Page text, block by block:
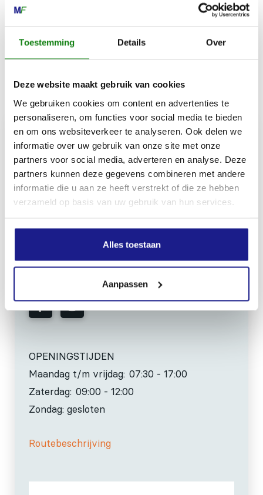
Toestemming Details Over
Deze website maakt gebruik van cookies
We gebruiken cookies om content en advertenties te
personaliseren, om functies voor social media te bieden
en om ons websiteverkeer te analyseren. Ook delen we
informatie over uw gebruik van onze site met onze
partners voor social media, adverteren en analyse. Deze
partners kunnen deze gegevens combineren met andere
informatie die u aan ze heeft verstrekt of die ze hebben
verzameld op basis van uw gebruik van hun services.
Alles toestaan
Aanpassen
64 Tg
Inhoud door
MECHANISATIE FRANEKER
Kiehoek 26
8801 RD Franeker
info@mechanisatiefraneker.nl
Bij storing:06-83139573
OPENINGSTIJDEN
Maandag t/m vrijdag: 07:30 - 17:00
Zaterdag: 09:00 - 12:00
Zondag: gesloten
Routebeschrijving